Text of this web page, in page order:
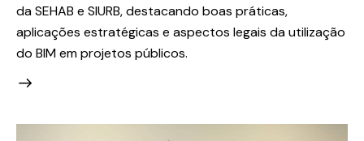
da SEHAB e SIURB, destacando boas práticas,
aplicações estratégicas e aspectos legais da utilização
do BIM em projetos públicos.